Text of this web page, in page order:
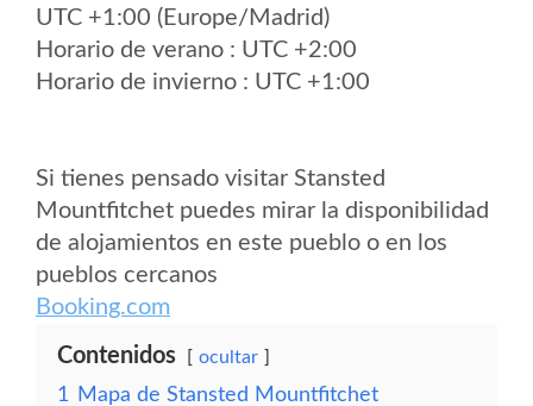
UTC +1:00 (Europe/Madrid)
Horario de verano : UTC +2:00
Horario de invierno : UTC +1:00
Si tienes pensado visitar Stansted
Mountfitchet puedes mirar la disponibilidad
de alojamientos en este pueblo o en los
pueblos cercanos
Booking.com
Contenidos ocultar
1
Mapa de Stansted Mountfitchet